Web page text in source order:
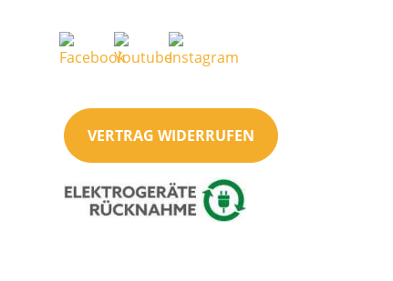
VERTRAG WIDERRUFEN